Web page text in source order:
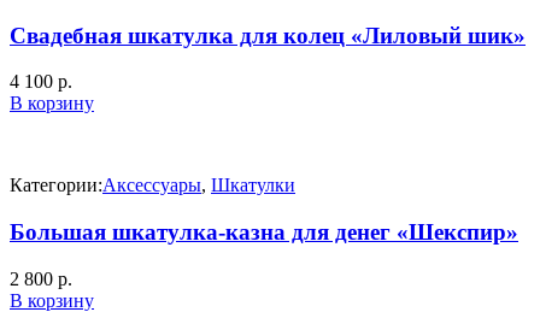
Свадебная шкатулка для колец «Лиловый шик»
4 100 р.
В корзину
Категории:Аксессуары, Шкатулки
Большая шкатулка-казна для денег «Шекспир»
2 800 р.
В корзину